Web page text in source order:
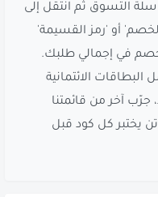
التسوق ثم انتقل إلى
أو 'رمز القسيمة'
في إجمالي طلبك.
الائتمانية
جرّب آخر من قائمتنا
يختبر كل كود قبل